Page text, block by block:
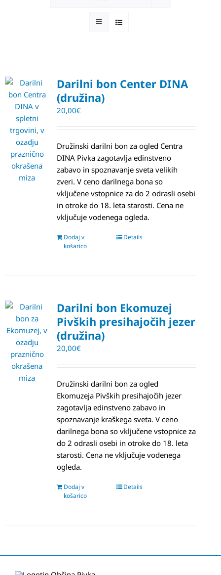
Darilni bon Center DINA
(družina)
20,00€
Družinski darilni bon za ogled Centra
DINA Pivka zagotavlja edinstveno
zabavo in spoznavanje sveta velikih
zveri. V ceno darilnega bona so
vključene vstopnice za do 2 odrasli osebi
in otroke do 18. leta starosti. Cena ne
vključuje vodenega ogleda.
Dodaj v
košarico
Details
Darilni bon Ekomuzej
Pivških presihajočih jezer
(družina)
20,00€
Družinski darilni bon za ogled
Ekomuzeja Pivških presihajočih jezer
zagotavlja edinstveno zabavo in
spoznavanje kraškega sveta. V ceno
darilnega bona so vključene vstopnice za
do 2 odrasli osebi in otroke do 18. leta
starosti. Cena ne vključuje vodenega
ogleda.
Dodaj v
košarico
Details